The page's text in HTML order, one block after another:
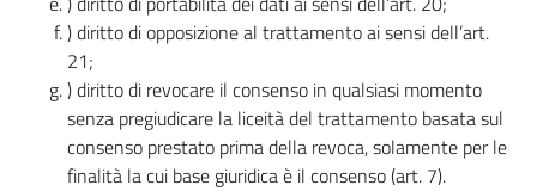
) diritto di opposizione al trattamento ai sensi dell’art.
21;
) diritto di revocare il consenso in qualsiasi momento
senza pregiudicare la liceità del trattamento basata sul
consenso prestato prima della revoca, solamente per le
finalità la cui base giuridica è il consenso (art. 7).